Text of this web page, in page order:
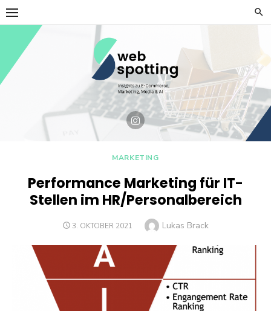
Skip
to
content
MARKETING
Performance Marketing für IT-
Stellen im HR/Personalbereich
POSTED
3. OKTOBER 2021 Author
Lukas Brack